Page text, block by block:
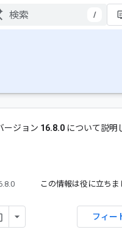
/
ージョン 16.8.0 について説明
この情報は役に立ちま
フィー